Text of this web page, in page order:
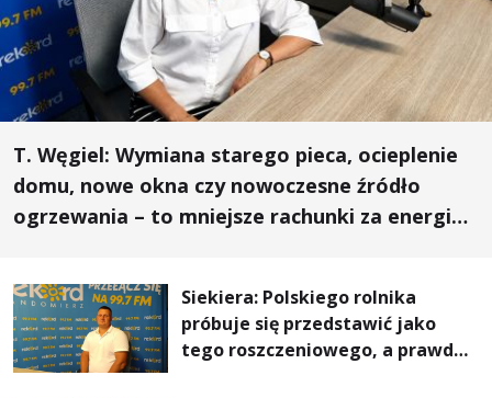
T. Węgiel: Wymiana starego pieca, ocieplenie
domu, nowe okna czy nowoczesne źródło
ogrzewania – to mniejsze rachunki za energię,
Siekiera: Polskiego rolnika
próbuje się przedstawić jako
tego roszczeniowego, a prawda